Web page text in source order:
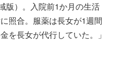
版）。入院前1か月の生活
照合。服薬は長女が1週間
を長女が代行していた。」